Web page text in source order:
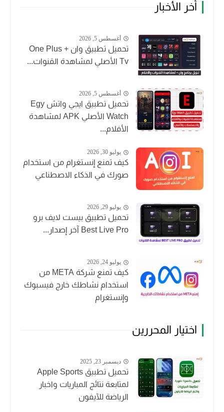
أخر الأخبار
أغسطس 5, 2026
تحميل تطبيق وان + One Plus
Tv الأصلي لمشاهدة القنوات...
أغسطس 5, 2026
تحميل تطبيق ايجي واتش Egy
Watch الأصلي APK لمشاهدة
الأفلام...
يوليو 30, 2026
كيف تمنع إنستغرام من استخدام
صورك في الذكاء الاصطناعي
يوليو 29, 2026
تحميل تطبيق بيست لايف برو
Best Live Pro آخر إصدار...
يوليو 24, 2026
كيف تمنع شركة META من
استخدام نشاطك خارج فيسبوك
وإنستغرام
اختيار المحررين
ديسمبر 23, 2025
تحميل تطبيق Apple Sports
لمتابعة نتائج المباريات واخبار
الرياضة للآيفون